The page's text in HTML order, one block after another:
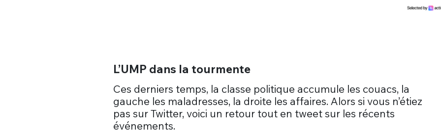
L’UMP dans la tourmente
Ces derniers temps, la classe politique accumule les couacs, la
gauche les maladresses, la droite les affaires. Alors si vous n’étiez
pas sur Twitter, voici un retour tout en tweet sur les récents
événements.